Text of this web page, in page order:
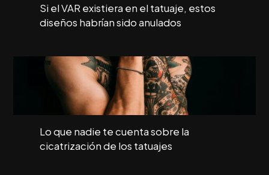
Si el VAR existiera en el tatuaje, estos
diseños habrían sido anulados
Lo que nadie te cuenta sobre la
cicatrización de los tatuajes